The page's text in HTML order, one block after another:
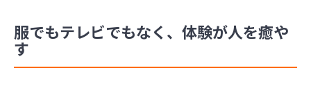
服でもテレビでもなく、体験が人を癒や
す